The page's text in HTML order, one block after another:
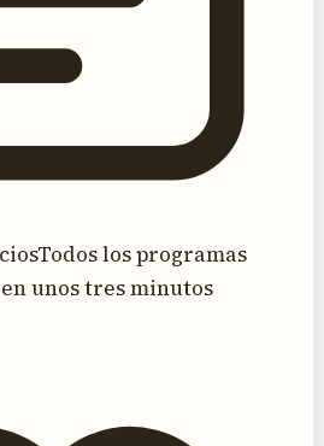
Todos los programas
unos tres minutos